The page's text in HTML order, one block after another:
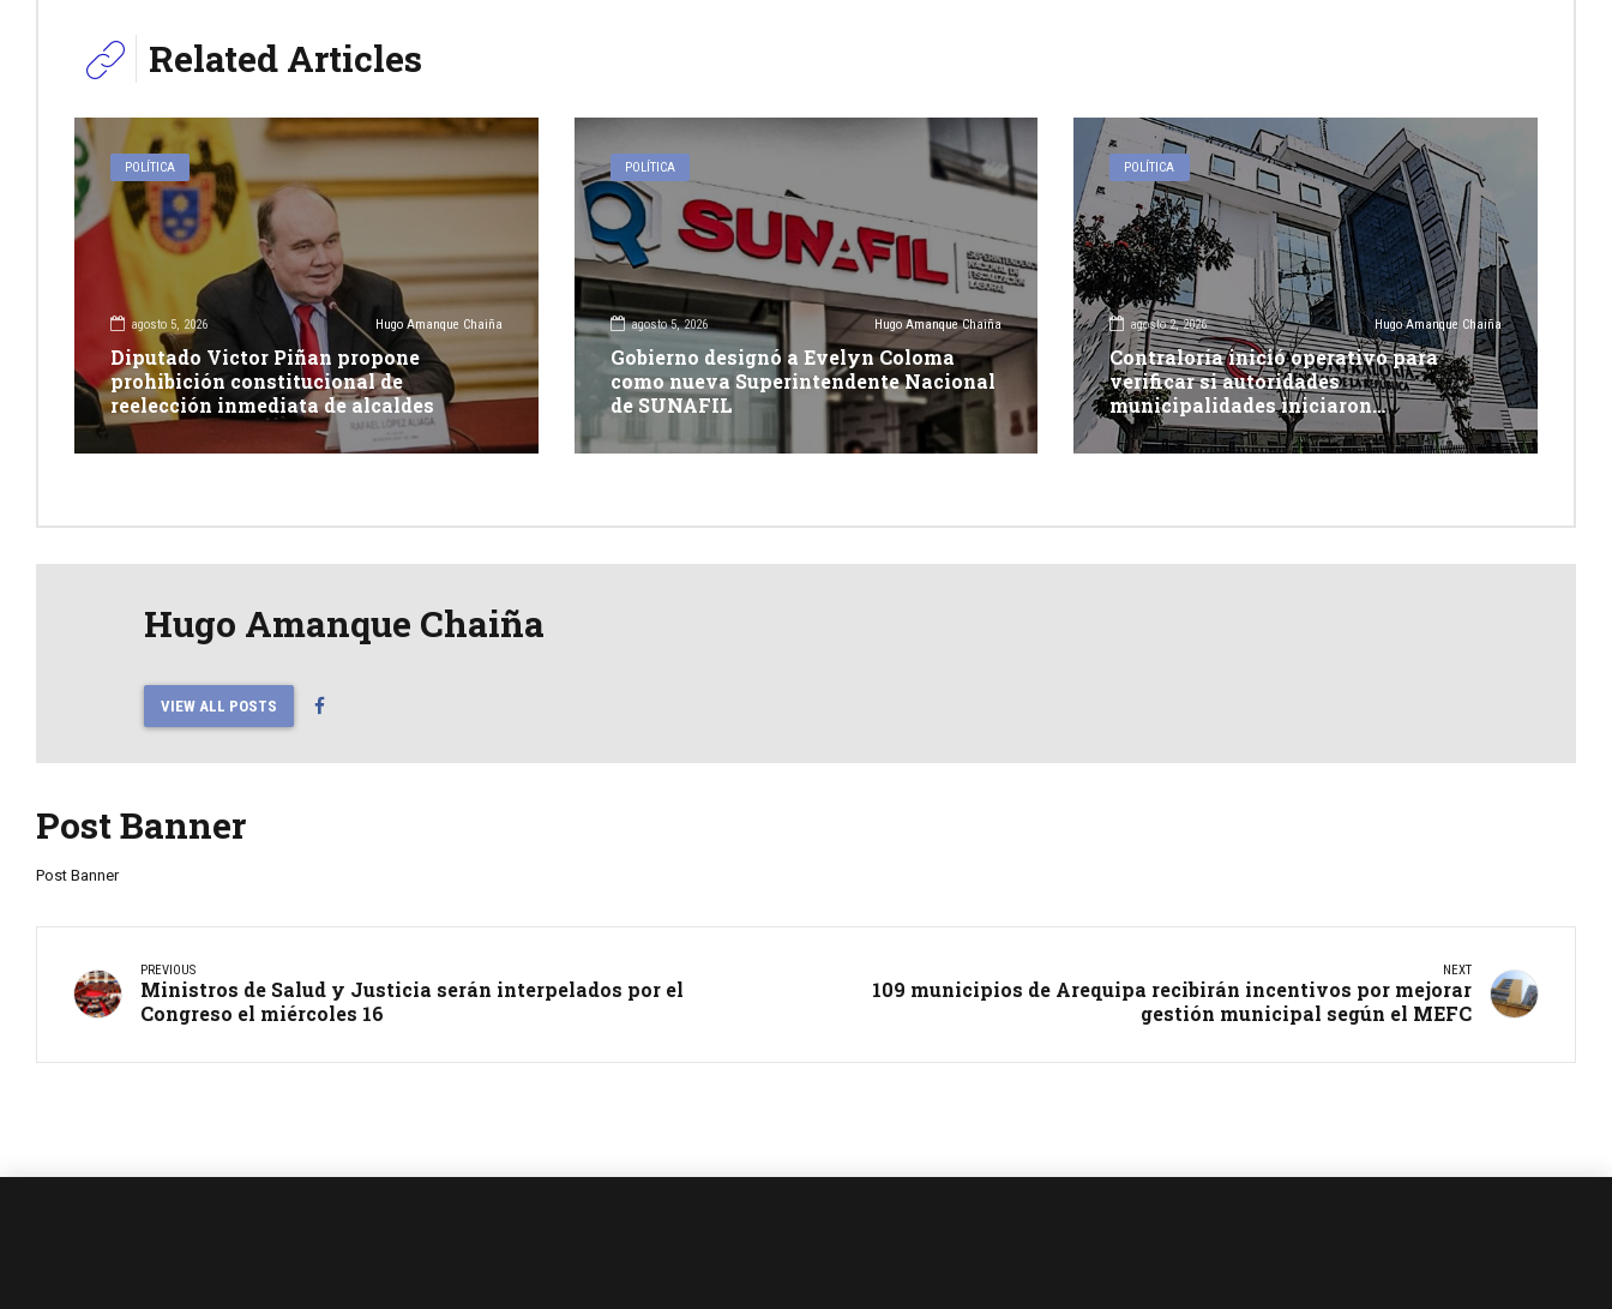
Related Articles
POLÍTICA
agosto 5, 2026 Hugo Amanque Chaiña
Diputado Victor Piñan propone
prohibición constitucional de
reelección inmediata de alcaldes
POLÍTICA
agosto 5, 2026 Hugo Amanque Chaiña
Gobierno designó a Evelyn Coloma
como nueva Superintendente Nacional
de SUNAFIL
POLÍTICA
agosto 2, 2026 Hugo Amanque Chaiña
Contraloría inició operativo para
verificar si autoridades
municipalidades iniciaron
descolmatación de quebradas y ríos
ante Fenómeno del Niño
Hugo Amanque Chaiña
VIEW ALL POSTS
Post Banner
Post Banner
PREVIOUS
Ministros de Salud y Justicia serán interpelados por el
Congreso el miércoles 16
NEXT
109 municipios de Arequipa recibirán incentivos por mejorar
gestión municipal según el MEFC